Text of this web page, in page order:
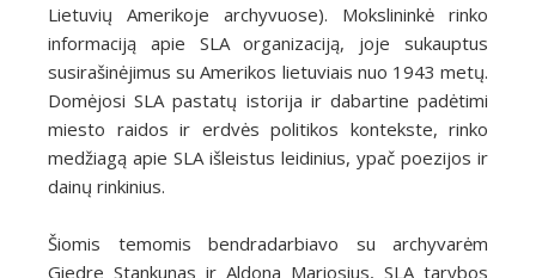
Lietuvių Amerikoje archyvuose). Mokslininkė rinko
informaciją apie SLA organizaciją, joje sukauptus
susirašinėjimus su Amerikos lietuviais nuo 1943 metų.
Domėjosi SLA pastatų istorija ir dabartine padėtimi
miesto raidos ir erdvės politikos kontekste, rinko
medžiagą apie SLA išleistus leidinius, ypač poezijos ir
dainų rinkinius.
Šiomis temomis bendradarbiavo su archyvarėm
Giedre Stankunas ir Aldona Mariosius, SLA tarybos